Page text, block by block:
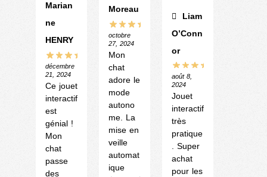
Marian
ne
HENRY
décembre
21, 2024
Ce jouet
interactif
est
génial !
Mon
chat
passe
des
Moreau
octobre
27, 2024
Mon
chat
adore le
mode
autono
me. La
mise en
veille
automat
ique
Liam
O’Conn
or
août 8,
2024
Jouet
interactif
très
pratique
. Super
achat
pour les